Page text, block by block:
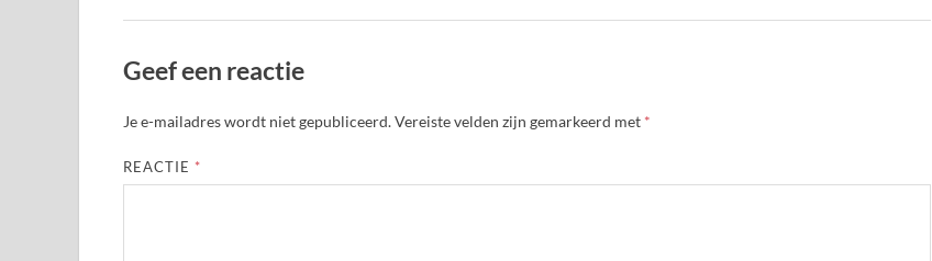
Geef een reactie
Je e-mailadres wordt niet gepubliceerd.Vereiste velden zijn gemarkeerd met *
REACTIE *